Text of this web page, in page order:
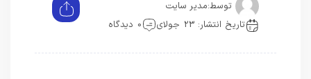
توسط:مدیر سایت
تاریخ انتشار: 23 جولای
0 دیدگاه